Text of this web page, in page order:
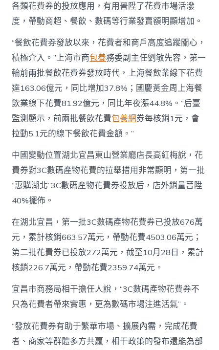
各類花費券的投放應用，有用晉陞了花費市場活潑
度，帶動商超、餐飲、數碼等行業發賣額明顯增加。
“餐飲花費券發放以來，花費者和商戶高度追蹤關心，
積極介入。”上海市商包養務委副主任劉敏先容，第一
輪前兩批餐飲花費券發放時代，上海餐飲業線下花費
達163.06億元，同比增加37.8%；國慶黃金周上海餐
飲業線下花費81.92億元，同比年夜漲44.8%。“后臺
監測顯示，前兩批餐飲花費包養網券每核銷1元，會
拉動5.1元的線下餐飲花費金額。”
中國變動位置湖北宜昌東山營業廳店長高紅梅說，花
費券對3C數碼產物花費的拉舉措用非常顯明，第一批
“惠購湖北”3C數碼產物花費券投放后，店外銷量晉陞
40%擺佈。
在湖北宜昌，第一批3C數碼產物花費券已投放676萬
元，累計核銷663.57萬元，帶動花費4503.06萬元；
第二批花費券已投放272萬元，截至10月28日，累計
核銷226.7萬元，帶動花費2359.74萬元。
宜昌市商務局相干擔任人說，“3C數碼產物花費券不
只為花費者帶來實惠，更為數碼市場注進活氣”。
“發放花費券有助于繁華市場、擴展內需，完成花費
者、商家等群體多方共贏，相干政策的發布還能為部